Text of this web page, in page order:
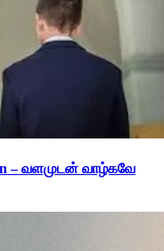
– வளமுடன் வாழ்கவே